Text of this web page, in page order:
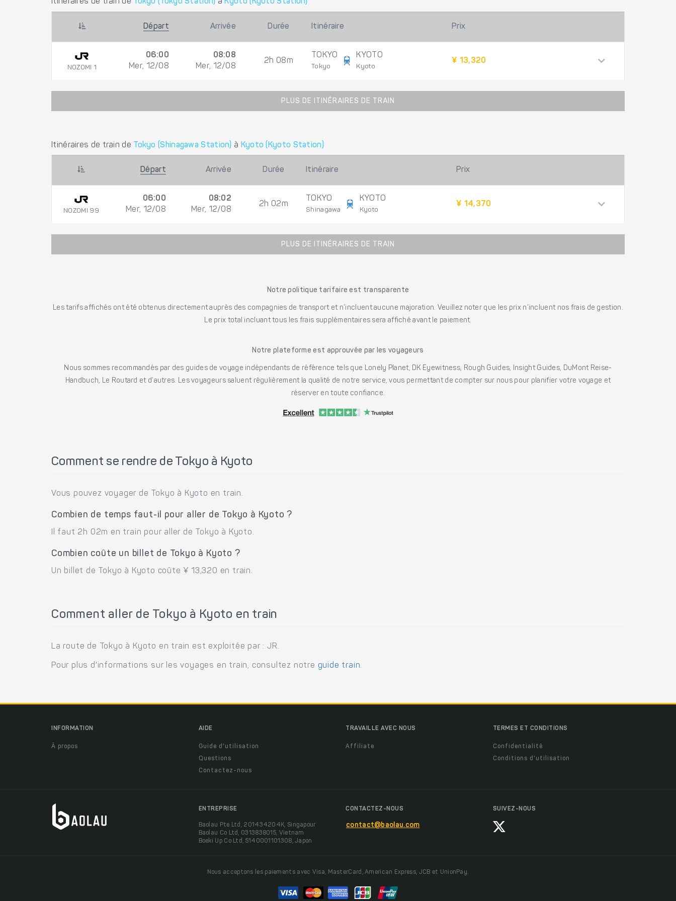
Départ Arrivée Durée Itinéraire Prix
NOZOMI 1
06:00
Mer, 12/08
08:08
Mer, 12/08
2h 08m
TOKYO
Tokyo
KYOTO
Kyoto
¥ 13,320
PLUS DE ITINÉRAIRES DE TRAIN
Itinéraires de train de Tokyo (Shinagawa Station) à Kyoto (Kyoto Station)
Départ Arrivée Durée Itinéraire Prix
NOZOMI 99
06:00
Mer, 12/08
08:02
Mer, 12/08
2h 02m
TOKYO
Shinagawa
KYOTO
Kyoto
¥ 14,370
PLUS DE ITINÉRAIRES DE TRAIN
Notre politique tarifaire est transparente
Les tarifs affichés ont été obtenus directement auprès des compagnies de transport et n’incluent aucune majoration. Veuillez noter que les prix n’incluent nos frais de gestion.
Le prix total incluant tous les frais supplémentaires sera affiché avant le paiement.
Notre plateforme est approuvée par les voyageurs
Nous sommes recommandés par des guides de voyage indépendants de référence tels que Lonely Planet, DK Eyewitness, Rough Guides, Insight Guides, DuMont Reise-
Handbuch, Le Routard et d’autres. Les voyageurs saluent régulièrement la qualité de notre service, vous permettant de compter sur nous pour planifier votre voyage et
réserver en toute confiance.
Comment se rendre de Tokyo à Kyoto
Vous pouvez voyager de Tokyo à Kyoto en train.
Combien de temps faut-il pour aller de Tokyo à Kyoto ?
Il faut 2h 02m en train pour aller de Tokyo à Kyoto.
Combien coûte un billet de Tokyo à Kyoto ?
Un billet de Tokyo à Kyoto coûte ¥ 13,320 en train.
Comment aller de Tokyo à Kyoto en train
La route de Tokyo à Kyoto en train est exploitée par : JR.
Pour plus d'informations sur les voyages en train, consultez notre guide train.
INFORMATION
À propos
AIDE
Guide d'utilisation
Questions
Contactez-nous
TRAVAILLE AVEC NOUS
Affiliate
TERMES ET CONDITIONS
Confidentialité
Conditions d'utilisation
ENTREPRISE
Baolau Pte Ltd, 201434204K, Singapour
Baolau Co Ltd, 0313838015, Vietnam
Boeki Up Co Ltd, 5140001101308, Japon
CONTACTEZ-NOUS
contact@baolau.com
SUIVEZ-NOUS
Nous acceptons les paiements avec Visa, MasterCard, American Express, JCB et UnionPay.